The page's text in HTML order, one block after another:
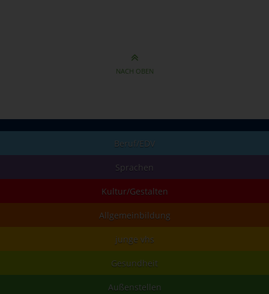
NACH OBEN
Beruf/EDV
Sprachen
Kultur/Gestalten
Allgemeinbildung
junge vhs
Gesundheit
Außenstellen